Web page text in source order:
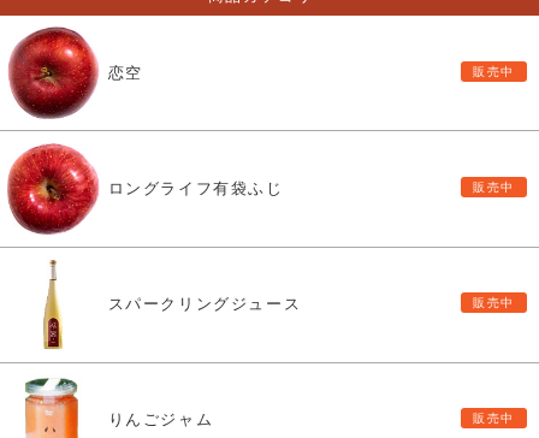
恋空
ロングライフ有袋ふじ
スパークリングジュース
りんごジャム